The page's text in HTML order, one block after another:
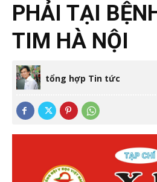
PHẢI TẠI
TIM HÀ NỘI
tổng hợp Tin tức